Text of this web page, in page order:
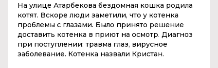
На улице Атарбекова бездомная кошка родила
котят. Вскоре люди заметили, что у котенка
проблемы с глазами. Было принято решение
доставить котенка в приют на осмотр. Диагноз
при поступлении: травма глаз, вирусное
заболевание. Котенка назвали Кристан.